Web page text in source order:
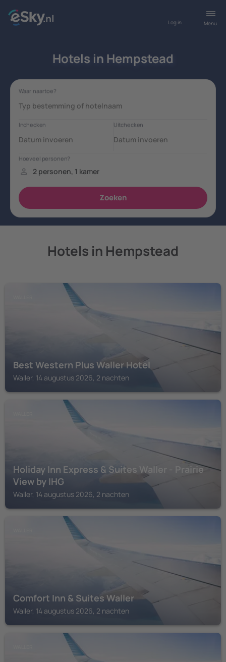
Menu
Log in
Hotels in Hempstead
Hotels in Hempstead
Best Western Plus Waller Hotel
Waller, 14 augustus 2026, 2 nachten
Holiday Inn Express & Suites Waller - Prairie
View by IHG
Waller, 14 augustus 2026, 2 nachten
Comfort Inn & Suites Waller
Waller, 14 augustus 2026, 2 nachten